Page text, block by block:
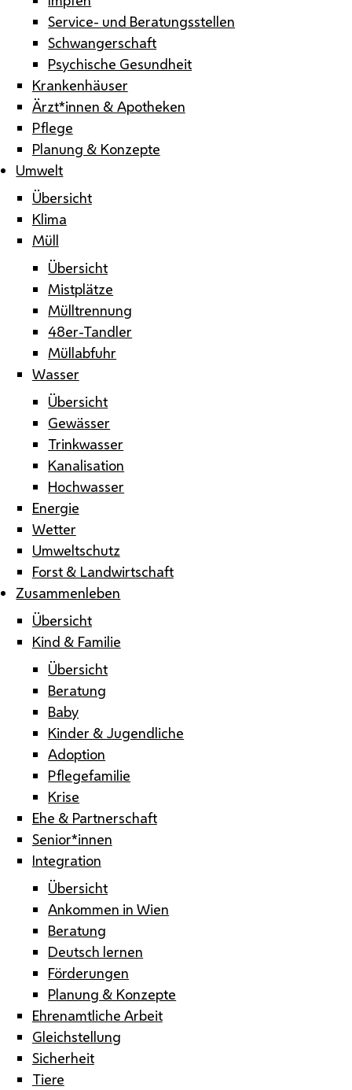
Service- und Beratungsstellen
Schwangerschaft
Psychische Gesundheit
Krankenhäuser
Ärzt*innen & Apotheken
Pflege
Planung & Konzepte
Umwelt
Übersicht
Klima
Müll
Übersicht
Mistplätze
Mülltrennung
48er-Tandler
Müllabfuhr
Wasser
Übersicht
Gewässer
Trinkwasser
Kanalisation
Hochwasser
Energie
Wetter
Umweltschutz
Forst & Landwirtschaft
Zusammenleben
Übersicht
Kind & Familie
Übersicht
Beratung
Baby
Kinder & Jugendliche
Adoption
Pflegefamilie
Krise
Ehe & Partnerschaft
Senior*innen
Integration
Übersicht
Ankommen in Wien
Beratung
Deutsch lernen
Förderungen
Planung & Konzepte
Ehrenamtliche Arbeit
Gleichstellung
Sicherheit
Tiere